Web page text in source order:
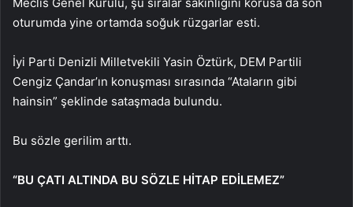
oturumda yine ortamda soğuk rüzgarlar esti.
İyi Parti Denizli Milletvekili Yasin Öztürk, DEM Partili
Cengiz Çandar’ın konuşması sırasında “Ataların gibi
hainsin” şeklinde sataşmada bulundu.
Bu sözle gerilim arttı.
“BU ÇATI ALTINDA BU SÖZLE HİTAP EDİLEMEZ”